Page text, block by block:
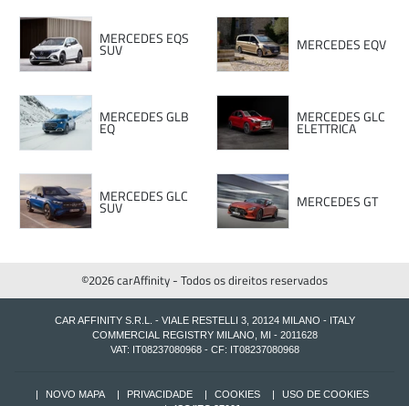
MERCEDES EQS
SUV MERCEDES EQV
MERCEDES GLB
EQ
MERCEDES GLC
ELETTRICA
MERCEDES GLC
SUV MERCEDES GT
©2026 carAffinity - Todos os direitos reservados
CAR AFFINITY S.R.L. - VIALE RESTELLI 3, 20124 MILANO - ITALY
COMMERCIAL REGISTRY MILANO, MI - 2011628
VAT: IT08237080968 - CF: IT08237080968
NOVO MAPA PRIVACIDADE COOKIES
USO DE COOKIES